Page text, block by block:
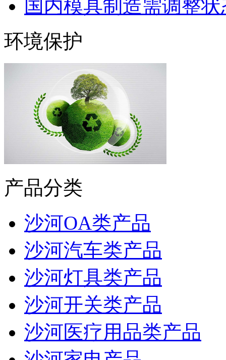
国内模具制造需调整
环境保护
产品分类
沙河OA类产品
沙河汽车类产品
沙河灯具类产品
沙河开关类产品
沙河医疗用品类产品